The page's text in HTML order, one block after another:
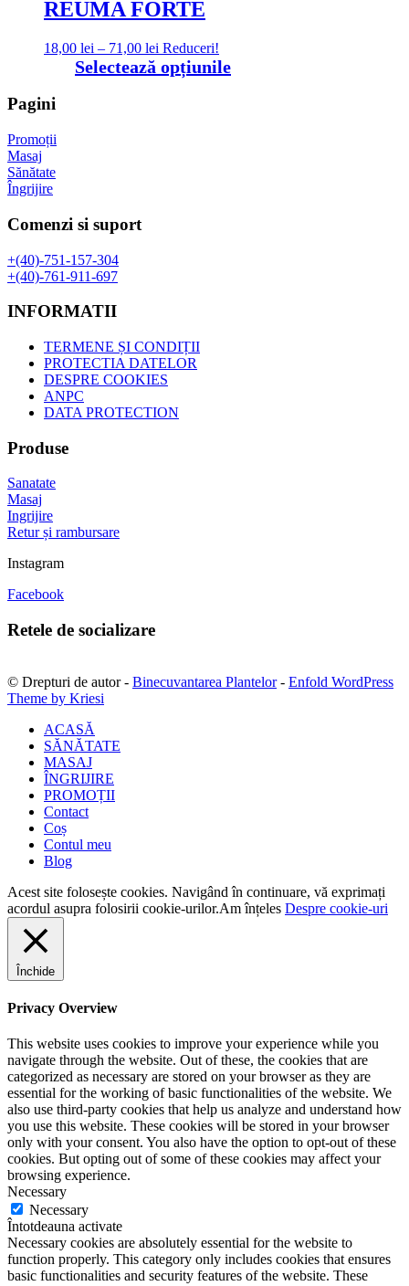
REUMA FORTE
18,00 lei – 71,00 lei Interval
de
prețuri:
Reduceri!
Selectează opțiunile
Pagini
Promoții
Masaj
Sănătate
Îngrijire
Comenzi si suport
+(40)-751-157-304
+(40)-761-911-697
INFORMATII
TERMENE ȘI CONDIȚII
PROTECTIA DATELOR
DESPRE COOKIES
ANPC
DATA PROTECTION
Produse
Sanatate
Masaj
Ingrijire
Retur și rambursare
Instagram
Facebook
Retele de socializare
© Drepturi de autor - Binecuvantarea Plantelor- Enfold WordPress
Theme by Kriesi
ACASĂ
SĂNĂTATE
MASAJ
ÎNGRIJIRE
PROMOȚII
Contact
Coș
Contul meu
Blog
Acest site folosește cookies. Navigând în continuare, vă exprimați
acordul asupra folosirii cookie-urilor.Am înțeles Despre cookie-uri
Închide
Privacy Overview
This website uses cookies to improve your experience while you
navigate through the website. Out of these, the cookies that are
categorized as necessary are stored on your browser as they are
essential for the working of basic functionalities of the website. We
also use third-party cookies that help us analyze and understand how
you use this website. These cookies will be stored in your browser
only with your consent. You also have the option to opt-out of these
cookies. But opting out of some of these cookies may affect your
browsing experience.
Necessary
Necessary
Întotdeauna activate
Necessary cookies are absolutely essential for the website to
function properly. This category only includes cookies that ensures
basic functionalities and security features of the website. These